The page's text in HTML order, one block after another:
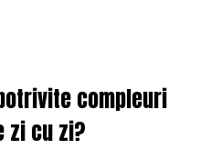
compleuri
zi cu zi?